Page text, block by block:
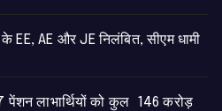
EE, AE और JE निलंबित, सीएम धामी
पेंशन लाभार्थियों को कुल 146 करोड़